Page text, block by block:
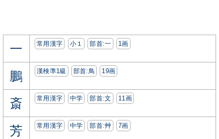
一 常用漢字 小１ 部首:⼀ 1画
鵬 漢検準1級 部首:⿃ 19画
斎 常用漢字 中学 部首:⽂ 11画
芳 常用漢字 中学 部首:⾋ 7画